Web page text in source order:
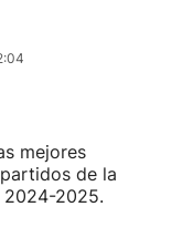
mejores
de la
2024-2025.